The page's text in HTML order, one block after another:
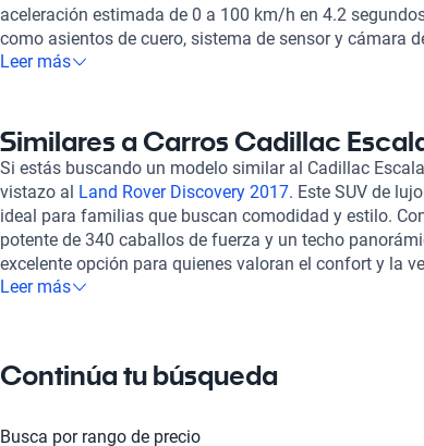
aceleración estimada de 0 a 100 km/h en 4.2
como asientos de cuero, sistema de sensor y cámara
laterales, frenos ABS y asistencia de frenado, el
rigurosamente inspeccionados para garantizar su
compromiso con la satisfacción del cliente se refleja
brindando confianza y tranquilidad a quienes eligen
Kavak ofrecemos opciones de financiamiento para
de manera accesible y conveniente. ¡Descubre la
aventura sobre ruedas!
Leer más
Similares a Carros Cadillac
Si estás buscando un modelo similar al Cadillac
vistazo al Land Rover Discovery 2017. Este SUV de
ideal para familias que buscan comodidad y estilo.
potente de 340 caballos de fuerza y un techo
excelente opción para quienes valoran el confort y la
podría ser el
rendimiento. Si prefieres un modelo más deportivo, el
este deportivo de alto rendimiento ofrece una
Leer más
Continúa tu búsqueda
Busca por rango de precio